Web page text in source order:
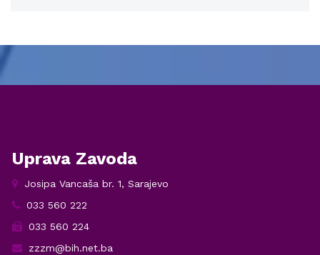
Uprava Zavoda
Josipa Vancaša br. 1, Sarajevo
033 560 222
033 560 224
zzzm@bih.net.ba